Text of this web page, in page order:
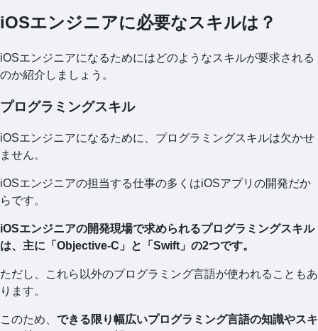
iOSエンジニアに必要なスキルは？
iOSエンジニアになるためにはどのようなスキルが要求される
のか紹介しましょう。
プログラミングスキル
iOSエンジニアになるために、プログラミングスキルは欠かせ
ません。
iOSエンジニアの担当する仕事の多くはiOSアプリの開発だか
らです。
iOSエンジニアの開発現場で求められるプログラミングスキル
は、主に「Objective-C」と「Swift」の2つです。
ただし、これら以外のプログラミング言語が使われることもあ
ります。
このため、 できる限り幅広いプログラミング言語の知識やスキ